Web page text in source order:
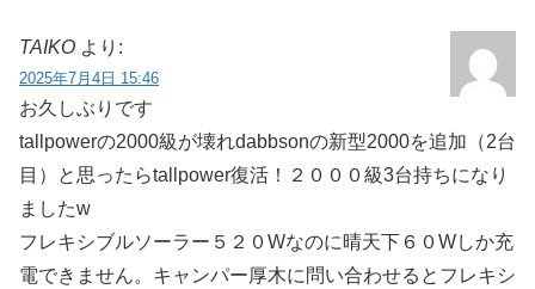
TAIKO より:
2025年7月4日 15:46
お久しぶりです
tallpowerの2000級が壊れdabbsonの新型2000を追加（2台
目）と思ったらtallpower復活！２０００級3台持ちになり
ましたw
フレキシブルソーラー５２０Wなのに晴天下６０Wしか充
電できません。キャンパー厚木に問い合わせるとフレキシ